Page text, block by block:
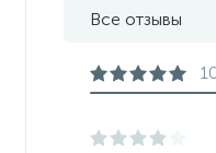
Все отзывы